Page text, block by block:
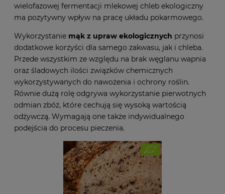
wielofazowej fermentacji mlekowej chleb ekologiczny
ma pozytywny wpływ na pracę układu pokarmowego.
Wykorzystanie mąk z upraw ekologicznych przynosi
dodatkowe korzyści dla samego zakwasu, jak i chleba.
Przede wszystkim ze względu na brak węglanu wapnia
oraz śladowych ilości związków chemicznych
wykorzystywanych do nawożenia i ochrony roślin.
Równie dużą rolę odgrywa wykorzystanie pierwotnych
odmian zbóż, które cechują się wysoką wartością
odżywczą. Wymagają one także indywidualnego
podejścia do procesu pieczenia.